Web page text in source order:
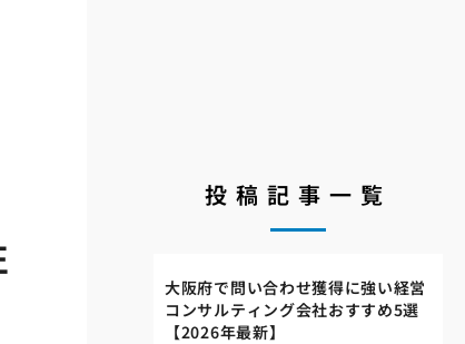
投稿記事一覧
大阪府で問い合わせ獲得に強い経営
コンサルティング会社おすすめ5選
【2026年最新】